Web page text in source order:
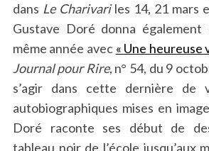
dans Le Charivariles 14, 21 mars
Gustave Doré donna
même année avec « Une heureuse
Journal pour Rire, n° 54, du 9
s’agir dans cette dernière de
autobiographiques mises en
Doré raconte ses début de
tableau noir de l’école jusqu’aux
S
e
a